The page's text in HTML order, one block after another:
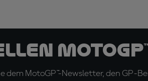
MotoGP™-Newsletter, den GP-